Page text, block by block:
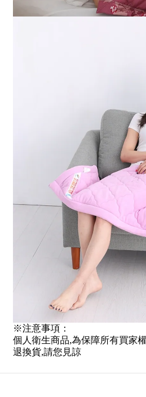
※注意事項：
個人衛生商品,為保障所有買家
退換貨,請您見諒